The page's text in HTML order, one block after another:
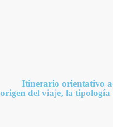
Itinerario orientativo
origen del viaje, la tipología